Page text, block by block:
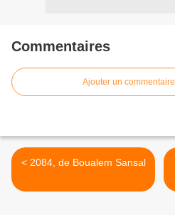
Commentaires
Ajouter un commentaire
< 2084, de Boualem Sansal